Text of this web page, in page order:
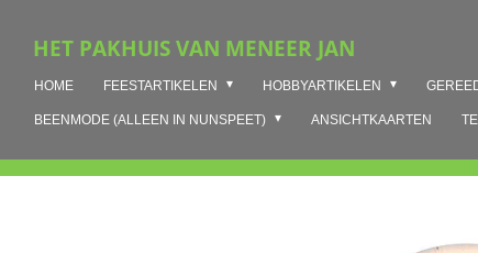
direct
hoofdinhoud
HET PAKHUIS VAN MENEER JAN
HOME FEESTARTIKELEN HOBBYARTIKELEN
BEENMODE (ALLEEN IN NUNSPEET) ANSICHTKAARTEN